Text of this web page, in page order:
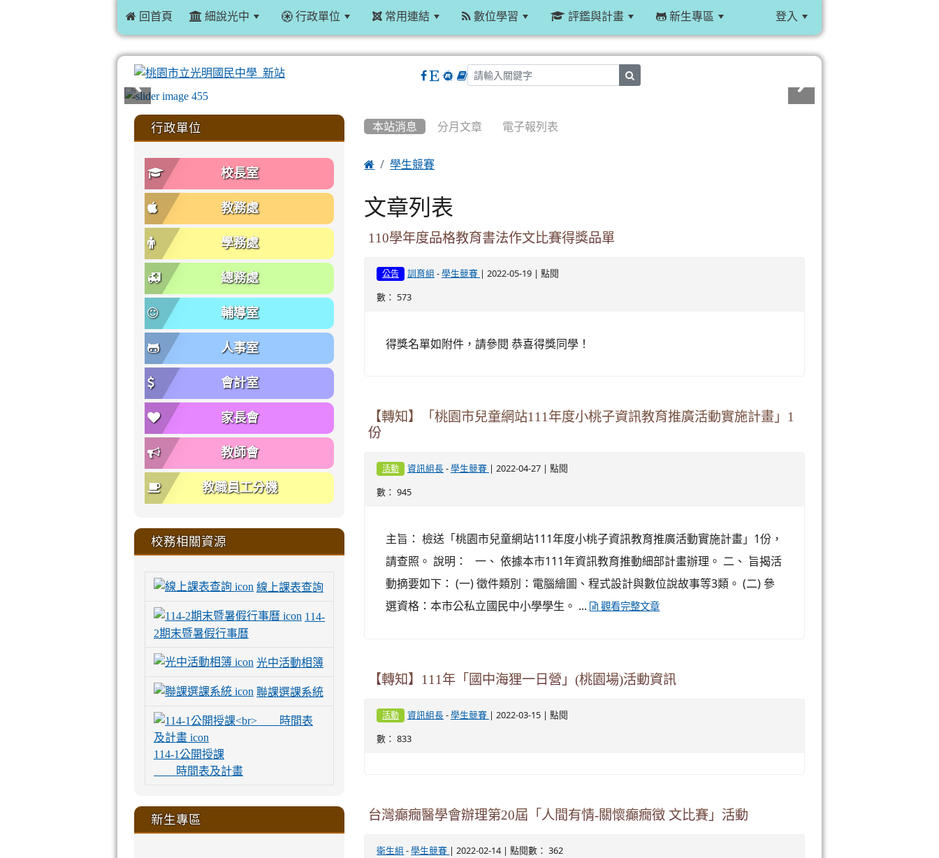
 回首頁 細說光中 行政單位 常用連結 數位學習 評鑑與計畫 新生專區 登入
本站消息 分月文章 電子報列表
 學生競賽
文章列表
110學年度品格教育書法作文比賽得獎品單
公告 訓育組 - 學生競賽 | 2022-05-19 | 點閱
數： 573
得獎名單如附件，請參閱 恭喜得獎同學！
【轉知】「桃園市兒童網站111年度小桃子資訊教育推廣活動實施計畫」1
份
活動 資訊組長- 學生競賽 | 2022-04-27 | 點閱
數： 945
主旨： 檢送「桃園市兒童網站111年度小桃子資訊教育推廣活動實施計畫」1份，
請查照。 說明： 一、 依據本市111年資訊教育推動細部計畫辦理。 二、 旨揭活
動摘要如下： (一) 徵件類別：電腦繪圖、程式設計與數位說故事等3類。 (二) 參
選資格：本市公私立國民中小學學生。 ...
觀看完整文章
【轉知】111年「國中海狸一日營」(桃園場)活動資訊
活動 資訊組長- 學生競賽 | 2022-03-15 | 點閱
數： 833
台灣癲癇醫學會辦理第20屆「人間有情-關懷癲癇徵 文比賽」活動
衛生組 -學生競賽 | 2022-02-14 | 點閱數： 362
::: 行政單位
校長室
教務處
學務處
總務處
輔導室
人事室
會計室
家長會
教師會
教職員工分機
校務相關資源
線上課表查詢
114-
2期末暨暑假行事曆
光中活動相簿
聯課選課系統
114-1公開授課
時間表及計畫
新生專區